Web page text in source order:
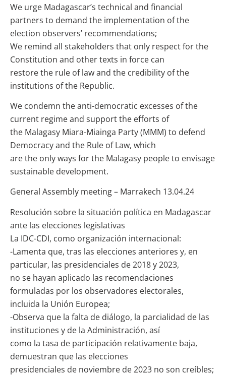
We urge Madagascar’s technical and financial
partners to demand the implementation of the
election observers’ recommendations;
We remind all stakeholders that only respect for the
Constitution and other texts in force can
restore the rule of law and the credibility of the
institutions of the Republic.
We condemn the anti-democratic excesses of the
current regime and support the efforts of
the Malagasy Miara-Miainga Party (MMM) to defend
Democracy and the Rule of Law, which
are the only ways for the Malagasy people to envisage
sustainable development.
General Assembly meeting – Marrakech 13.04.24
Resolución sobre la situación política en Madagascar
ante las elecciones legislativas
La IDC-CDI, como organización internacional:
-Lamenta que, tras las elecciones anteriores y, en
particular, las presidenciales de 2018 y 2023,
no se hayan aplicado las recomendaciones
formuladas por los observadores electorales,
incluida la Unión Europea;
-Observa que la falta de diálogo, la parcialidad de las
instituciones y de la Administración, así
como la tasa de participación relativamente baja,
demuestran que las elecciones
presidenciales de noviembre de 2023 no son creíbles;